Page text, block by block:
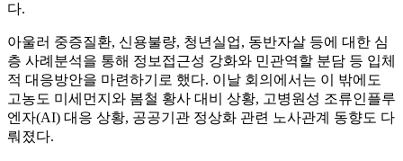
다.
아울러 중증질환, 신용불량, 청년실업, 동반자살 등에 대한 심
층 사례분석을 통해 정보접근성 강화와 민관역할 분담 등 입체
적 대응방안을 마련하기로 했다. 이날 회의에서는 이 밖에도
고농도 미세먼지와 봄철 황사 대비 상황, 고병원성 조류인플루
엔자(AI) 대응 상황, 공공기관 정상화 관련 노사관계 동향도 다
뤄졌다.